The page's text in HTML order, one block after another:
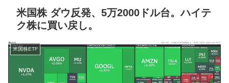
米国株 ダウ反発、5万2000ドル台。ハイテ
ク株に買い戻し。
米国株ETF